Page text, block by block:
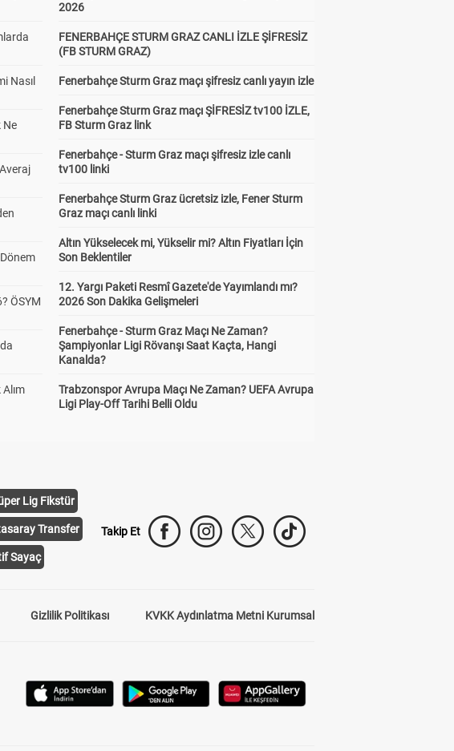
Nasıl
Ne
ÖSYM
Alım
2026
FENERBAHÇE STURM GRAZ CANLI İZLE ŞİFRESİZ
(FB STURM GRAZ)
Fenerbahçe Sturm Graz maçı şifresiz canlı yayın izle
Fenerbahçe Sturm Graz maçı ŞİFRESİZ tv100 İZLE,
FB Sturm Graz link
Fenerbahçe - Sturm Graz maçı şifresiz izle canlı
tv100 linki
Fenerbahçe Sturm Graz ücretsiz izle, Fener Sturm
Graz maçı canlı linki
Altın Yükselecek mi, Yükselir mi? Altın Fiyatları İçin
Son Beklentiler
12. Yargı Paketi Resmî Gazete'de Yayımlandı mı?
2026 Son Dakika Gelişmeleri
Fenerbahçe - Sturm Graz Maçı Ne Zaman?
Şampiyonlar Ligi Rövanşı Saat Kaçta, Hangi
Kanalda?
Trabzonspor Avrupa Maçı Ne Zaman? UEFA Avrupa
Ligi Play-Off Tarihi Belli Oldu
Lig Fikstür
Transfer
Sayaç
Takip Et
Gizlilik Politikası KVKK Aydınlatma Metni Kurumsal